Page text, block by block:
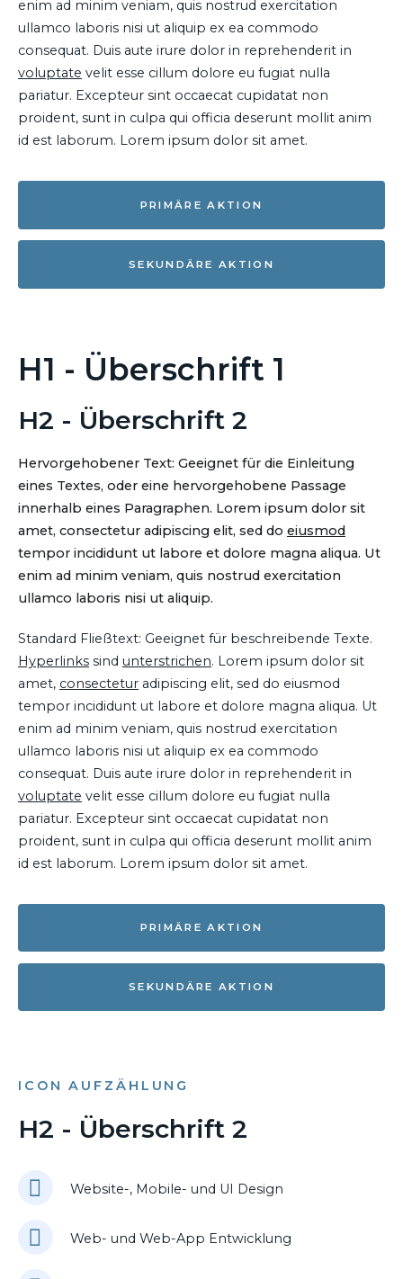
enim ad minim veniam, quis nostrud exercitation
ullamco laboris nisi ut aliquip ex ea commodo
consequat. Duis aute irure dolor in reprehenderit in
voluptate velit esse cillum dolore eu fugiat nulla
pariatur. Excepteur sint occaecat cupidatat non
proident, sunt in culpa qui officia deserunt mollit anim
id est laborum. Lorem ipsum dolor sit amet.
PRIMÄRE AKTION
SEKUNDÄRE AKTION
H1 - Überschrift 1
H2 - Überschrift 2
Hervorgehobener Text: Geeignet für die Einleitung
eines Textes, oder eine hervorgehobene Passage
innerhalb eines Paragraphen. Lorem ipsum dolor sit
amet, consectetur adipiscing elit, sed do eiusmod
tempor incididunt ut labore et dolore magna aliqua. Ut
enim ad minim veniam, quis nostrud exercitation
ullamco laboris nisi ut aliquip.
Standard Fließtext: Geeignet für beschreibende Texte.
Hyperlinks sind unterstrichen. Lorem ipsum dolor sit
amet, consectetur adipiscing elit, sed do eiusmod
tempor incididunt ut labore et dolore magna aliqua. Ut
enim ad minim veniam, quis nostrud exercitation
ullamco laboris nisi ut aliquip ex ea commodo
consequat. Duis aute irure dolor in reprehenderit in
voluptate velit esse cillum dolore eu fugiat nulla
pariatur. Excepteur sint occaecat cupidatat non
proident, sunt in culpa qui officia deserunt mollit anim
id est laborum. Lorem ipsum dolor sit amet.
PRIMÄRE AKTION
SEKUNDÄRE AKTION
ICON AUFZÄHLUNG
H2 - Überschrift 2
Website-, Mobile- und UI Design
Web- und Web-App Entwicklung